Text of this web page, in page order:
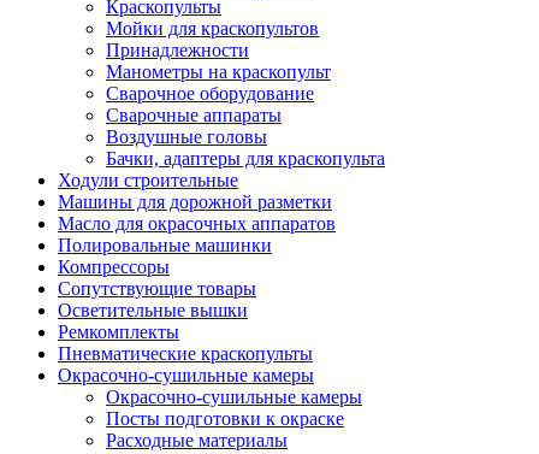
Краскопульты
Мойки для краскопультов
Принадлежности
Манометры на краскопульт
Сварочное оборудование
Сварочные аппараты
Воздушные головы
Бачки, адаптеры для краскопульта
Ходули строительные
Машины для дорожной разметки
Масло для окрасочных аппаратов
Полировальные машинки
Компрессоры
Сопутствующие товары
Осветительные вышки
Ремкомплекты
Пневматические краскопульты
Окрасочно-сушильные камеры
Окрасочно-сушильные камеры
Посты подготовки к окраске
Расходные материалы